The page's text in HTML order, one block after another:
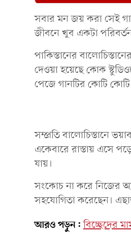
সবার মন জয় করা সেই
জীবনে খুব একটা
পাকিস্তানের
দেওয়া হয়েছে কোক
পেজে গানটির কোটি
সম্প্রতি বালোচিস্তানে
একেবারে রাস্তায় এসে
যায়।
সংকোচ না করে নিজের
সহযোগিতা করেছেন।
আরও পড়ুন: বিচ্ছেদের